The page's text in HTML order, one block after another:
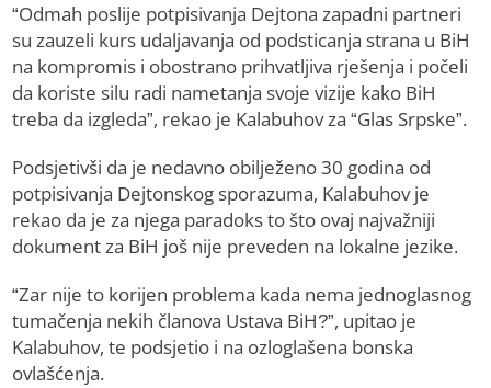
“Odmah poslije potpisivanja Dejtona zapadni partneri
su zauzeli kurs udaljavanja od podsticanja strana u BiH
na kompromis i obostrano prihvatljiva rješenja i počeli
da koriste silu radi nametanja svoje vizije kako BiH
treba da izgleda”, rekao je Kalabuhov za “Glas Srpske”.
Podsjetivši da je nedavno obilježeno 30 godina od
potpisivanja Dejtonskog sporazuma, Kalabuhov je
rekao da je za njega paradoks to što ovaj najvažniji
dokument za BiH još nije preveden na lokalne jezike.
“Zar nije to korijen problema kada nema jednoglasnog
tumačenja nekih članova Ustava BiH?”, upitao je
Kalabuhov, te podsjetio i na ozloglašena bonska
ovlašćenja.